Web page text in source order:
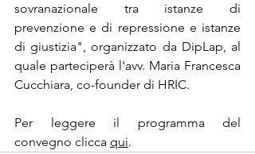
sovranazionale tra istanze di
prevenzione e di repressione e istanze
di giustizia", organizzato da DipLap, al
quale parteciperà l'avv. Maria Francesca
Cucchiara, co-founder di HRIC.
Per leggere il programma del
convegno clicca qui.